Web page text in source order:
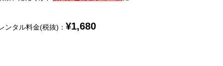
ンタル料金(税抜)： ¥1,680